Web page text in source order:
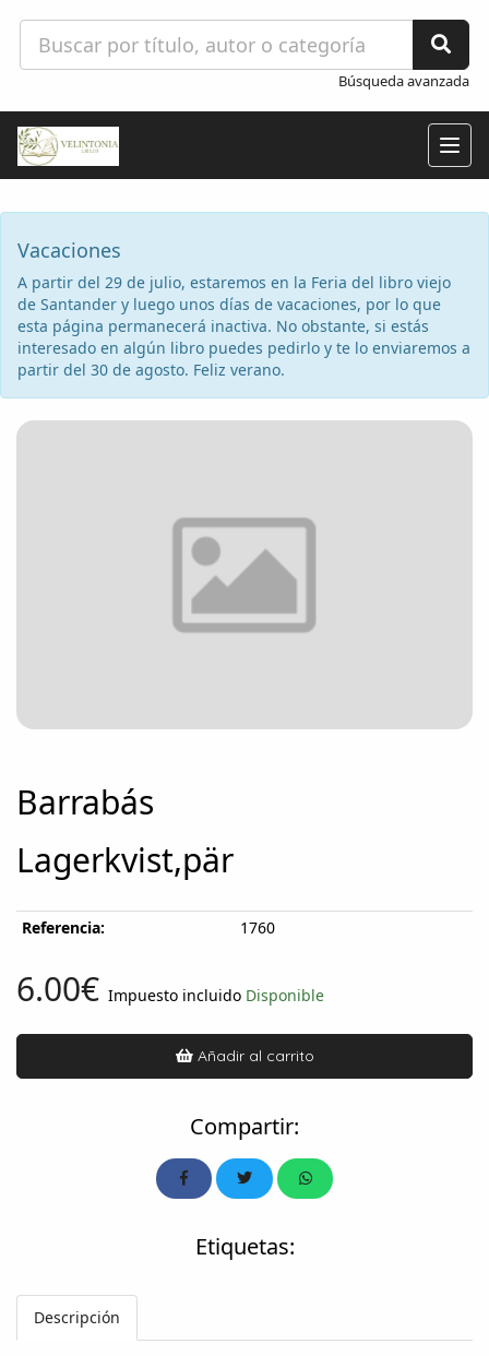
Búsqueda avanzada
Vacaciones
A partir del 29 de julio, estaremos en la Feria del libro viejo
de Santander y luego unos días de vacaciones, por lo que
esta página permanecerá inactiva. No obstante, si estás
interesado en algún libro puedes pedirlo y te lo enviaremos a
partir del 30 de agosto. Feliz verano.
Barrabás
Lagerkvist,pär
Referencia: 1760
6.00€ Impuesto incluido Disponible
Añadir al carrito
Compartir:
Etiquetas:
Descripción